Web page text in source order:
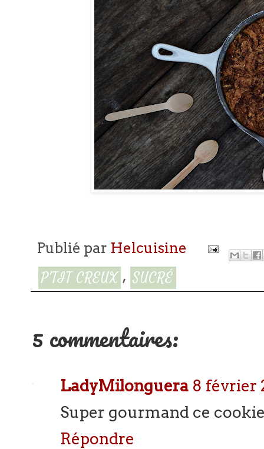
Publié par Helcuisine
P'TIT CREUX , SUCRÉ
5 commentaires:
LadyMilonguera 8 février
Super gourmand ce
Répondre